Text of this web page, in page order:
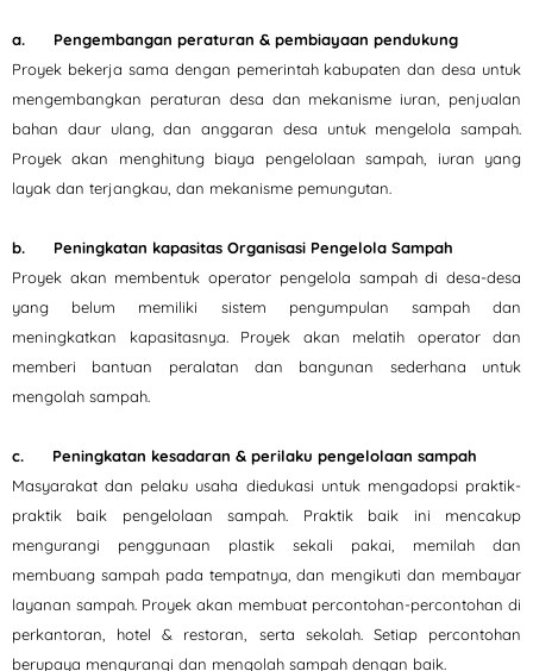
a. Pengembangan peraturan & pembiayaan pendukung
Proyek bekerja sama dengan pemerintah kabupaten dan desa untuk
mengembangkan peraturan desa dan mekanisme iuran, penjualan
bahan daur ulang, dan anggaran desa untuk mengelola sampah.
Proyek akan menghitung biaya pengelolaan sampah, iuran yang
layak dan terjangkau, dan mekanisme pemungutan.
b. Peningkatan kapasitas Organisasi Pengelola Sampah
Proyek akan membentuk operator pengelola sampah di desa-desa
yang belum memiliki sistem pengumpulan sampah dan
meningkatkan kapasitasnya. Proyek akan melatih operator dan
memberi bantuan peralatan dan bangunan sederhana untuk
mengolah sampah.
c. Peningkatan kesadaran & perilaku pengelolaan sampah
Masyarakat dan pelaku usaha diedukasi untuk mengadopsi praktik-
praktik baik pengelolaan sampah. Praktik baik ini mencakup
mengurangi penggunaan plastik sekali pakai, memilah dan
membuang sampah pada tempatnya, dan mengikuti dan membayar
layanan sampah. Proyek akan membuat percontohan-percontohan di
perkantoran, hotel & restoran, serta sekolah. Setiap percontohan
berupaya mengurangi dan mengolah sampah dengan baik.